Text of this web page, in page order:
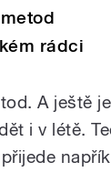
rádci
A ještě
i v létě.